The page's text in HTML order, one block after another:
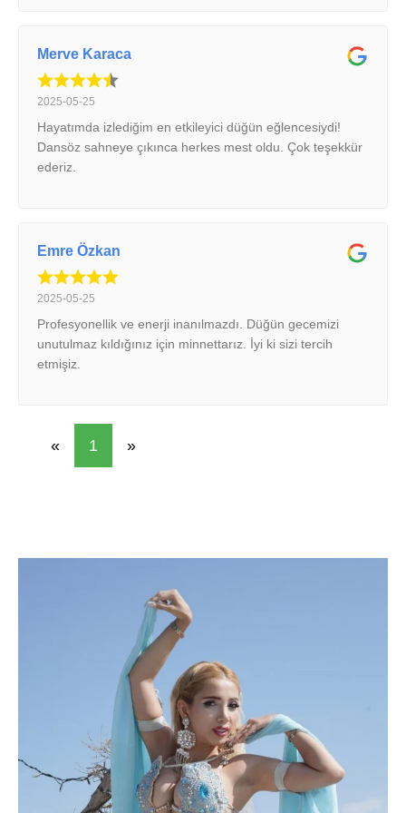
Merve Karaca
2025-05-25
Hayatımda izlediğim en etkileyici düğün eğlencesiydi!
Dansöz sahneye çıkınca herkes mest oldu. Çok teşekkür
ederiz.
Emre Özkan
2025-05-25
Profesyonellik ve enerji inanılmazdı. Düğün gecemizi
unutulmaz kıldığınız için minnettarız. İyi ki sizi tercih
etmişiz.
« 1 »